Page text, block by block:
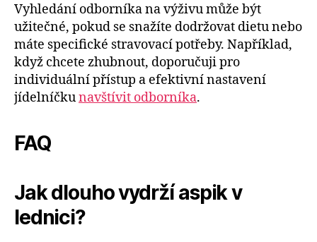
Vyhledání odborníka na výživu může být
užitečné, pokud se snažíte dodržovat dietu nebo
máte specifické stravovací potřeby. Například,
když chcete zhubnout, doporučuji pro
individuální přístup a efektivní nastavení
jídelníčkunavštívit odborníka.
FAQ
Jak dlouho vydrží aspik v
lednici?